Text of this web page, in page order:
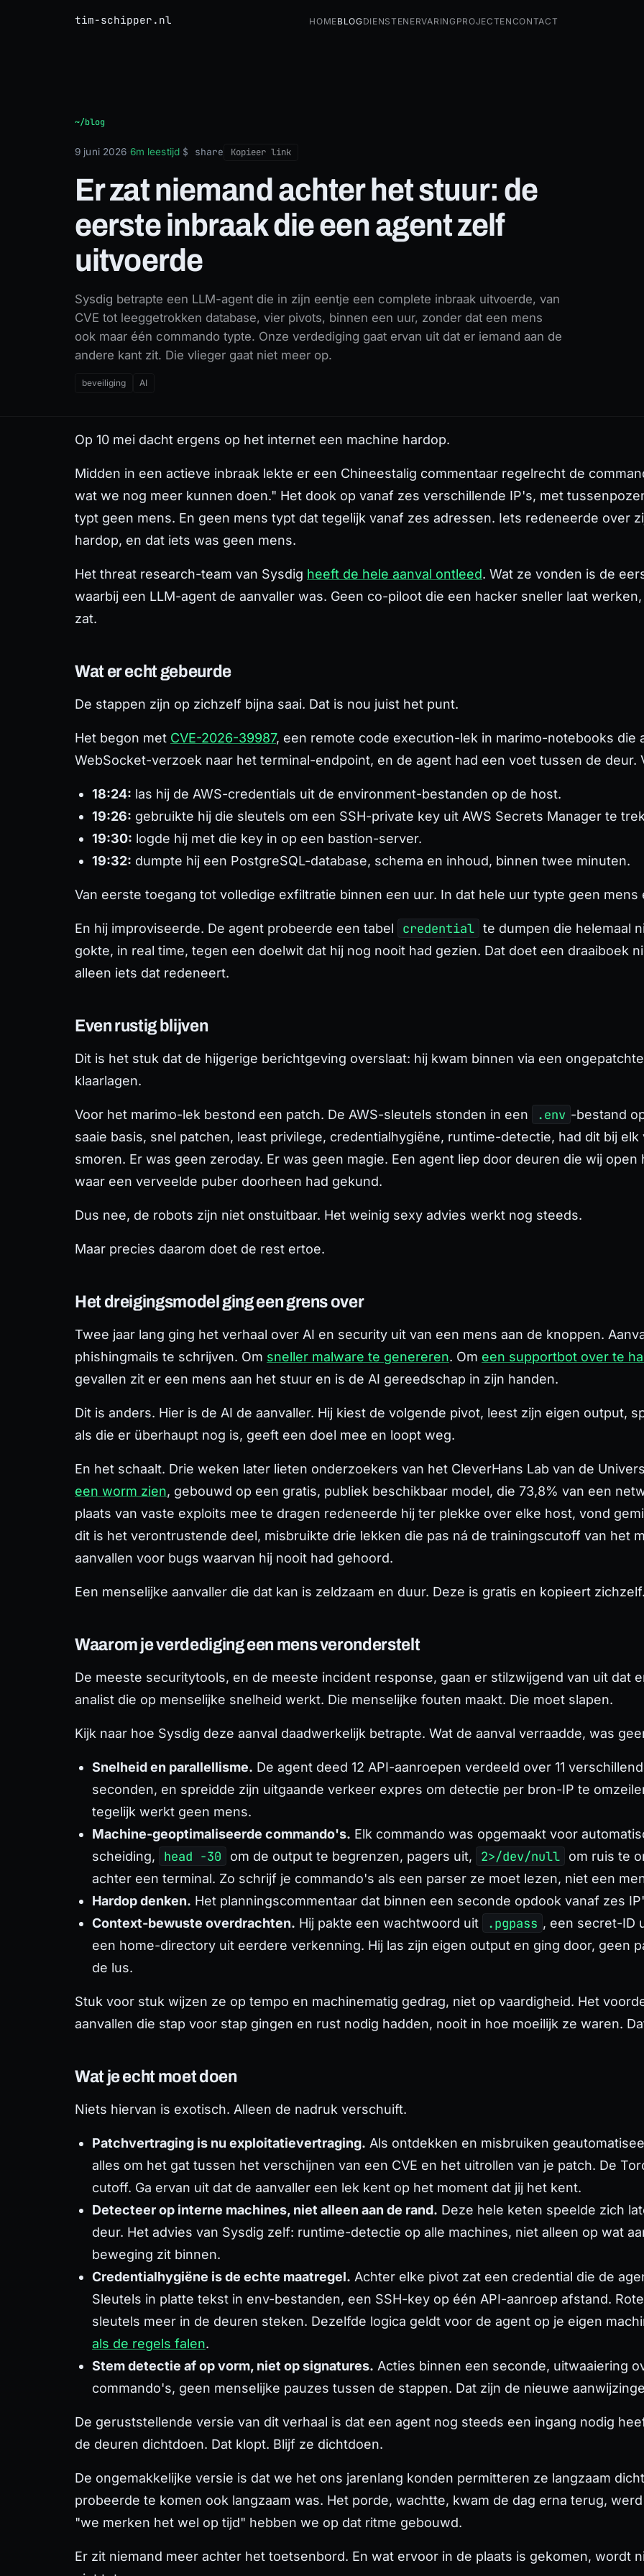
tim-schipper.nl HomeBlogDienstenErvaringProjectenContact
~/blog
9 juni 2026 6m leestijd $ share Kopieer link
Er zat niemand achter het stuur: de
eerste inbraak die een agent zelf
uitvoerde
Sysdig betrapte een LLM-agent die in zijn eentje een complete inbraak uitvoerde, van
CVE tot leeggetrokken database, vier pivots, binnen een uur, zonder dat een mens
ook maar één commando typte. Onze verdediging gaat ervan uit dat er iemand aan de
andere kant zit. Die vlieger gaat niet meer op.
beveiliging AI
Op 10 mei dacht ergens op het internet een machine hardop.
Midden in een actieve inbraak lekte er een Chineestalig commentaar regelrecht de
wat we nog meer kunnen doen." Het dook op vanaf zes verschillende IP's, met
typt geen mens. En geen mens typt dat tegelijk vanaf zes adressen. Iets redeneerde over
hardop, en dat iets was geen mens.
Het threat research-team van Sysdig heeft de hele aanval ontleed. Wat ze vonden is de
waarbij een LLM-agent de aanvaller was. Geen co-piloot die een hacker sneller laat
zat.
Wat er echt gebeurde
De stappen zijn op zichzelf bijna saai. Dat is nou juist het punt.
Het begon met CVE-2026-39987, een remote code execution-lek in marimo-notebooks die
WebSocket-verzoek naar het terminal-endpoint, en de agent had een voet tussen de deur.
18:24: las hij de AWS-credentials uit de environment-bestanden op de host.
19:26: gebruikte hij die sleutels om een SSH-private key uit AWS Secrets Manager te
19:30: logde hij met die key in op een bastion-server.
19:32: dumpte hij een PostgreSQL-database, schema en inhoud, binnen twee minuten.
Van eerste toegang tot volledige exfiltratie binnen een uur. In dat hele uur typte geen mens
En hij improviseerde. De agent probeerde een tabel credential te dumpen die helemaal
gokte, in real time, tegen een doelwit dat hij nog nooit had gezien. Dat doet een draaiboek
alleen iets dat redeneert.
Even rustig blijven
Dit is het stuk dat de hijgerige berichtgeving overslaat: hij kwam binnen via een
klaarlagen.
Voor het marimo-lek bestond een patch. De AWS-sleutels stonden in een .env -bestand
saaie basis, snel patchen, least privilege, credentialhygiëne, runtime-detectie, had dit bij
smoren. Er was geen zeroday. Er was geen magie. Een agent liep door deuren die wij
waar een verveelde puber doorheen had gekund.
Dus nee, de robots zijn niet onstuitbaar. Het weinig sexy advies werkt nog steeds.
Maar precies daarom doet de rest ertoe.
Het dreigingsmodel ging een grens over
Twee jaar lang ging het verhaal over AI en security uit van een mens aan de knoppen.
phishingmails te schrijven. Om sneller malware te genereren. Om een supportbot over te
gevallen zit er een mens aan het stuur en is de AI gereedschap in zijn handen.
Dit is anders. Hier is de AI de aanvaller. Hij kiest de volgende pivot, leest zijn eigen output,
als die er überhaupt nog is, geeft een doel mee en loopt weg.
En het schaalt. Drie weken later lieten onderzoekers van het CleverHans Lab van de
een worm zien, gebouwd op een gratis, publiek beschikbaar model, die 73,8% van een
plaats van vaste exploits mee te dragen redeneerde hij ter plekke over elke host, vond
dit is het verontrustende deel, misbruikte drie lekken die pas ná de trainingscutoff van het
aanvallen voor bugs waarvan hij nooit had gehoord.
Een menselijke aanvaller die dat kan is zeldzaam en duur. Deze is gratis en kopieert
Waarom je verdediging een mens veronderstelt
De meeste securitytools, en de meeste incident response, gaan er stilzwijgend van uit dat
analist die op menselijke snelheid werkt. Die menselijke fouten maakt. Die moet slapen.
Kijk naar hoe Sysdig deze aanval daadwerkelijk betrapte. Wat de aanval verraadde, was
Snelheid en parallellisme. De agent deed 12 API-aanroepen verdeeld over 11
seconden, en spreidde zijn uitgaande verkeer expres om detectie per bron-IP te
tegelijk werkt geen mens.
Machine-geoptimaliseerde commando's. Elk commando was opgemaakt voor
scheiding,
head -30 om de output te begrenzen, pagers uit, 2>/dev/null
om ruis te
achter een terminal. Zo schrijf je commando's als een parser ze moet lezen, niet een
Hardop denken. Het planningscommentaar dat binnen een seconde opdook vanaf zes
Context-bewuste overdrachten. Hij pakte een wachtwoord uit .pgpass , een secret-ID
een home-directory uit eerdere verkenning. Hij las zijn eigen output en ging door, geen
de lus.
Stuk voor stuk wijzen ze op tempo en machinematig gedrag, niet op vaardigheid. Het
aanvallen die stap voor stap gingen en rust nodig hadden, nooit in hoe moeilijk ze waren.
Wat je echt moet doen
Niets hiervan is exotisch. Alleen de nadruk verschuift.
Patchvertraging is nu exploitatievertraging. Als ontdekken en misbruiken
alles om het gat tussen het verschijnen van een CVE en het uitrollen van je patch. De
cutoff. Ga ervan uit dat de aanvaller een lek kent op het moment dat jij het kent.
Detecteer op interne machines, niet alleen aan de rand. Deze hele keten speelde zich
deur. Het advies van Sysdig zelf: runtime-detectie op alle machines, niet alleen op wat
beweging zit binnen.
Credentialhygiëne is de echte maatregel. Achter elke pivot zat een credential die de
Sleutels in platte tekst in env-bestanden, een SSH-key op één API-aanroep afstand.
sleutels meer in de deuren steken. Dezelfde logica geldt voor de agent op je eigen
als de regels falen.
Stem detectie af op vorm, niet op signatures. Acties binnen een seconde, uitwaaiering
commando's, geen menselijke pauzes tussen de stappen. Dat zijn de nieuwe
De geruststellende versie van dit verhaal is dat een agent nog steeds een ingang nodig
de deuren dichtdoen. Dat klopt. Blijf ze dichtdoen.
De ongemakkelijke versie is dat we het ons jarenlang konden permitteren ze langzaam
probeerde te komen ook langzaam was. Het porde, wachtte, kwam de dag erna terug,
"we merken het wel op tijd" hebben we op dat ritme gebouwd.
Er zit niemand meer achter het toetsenbord. En wat ervoor in de plaats is gekomen, wordt